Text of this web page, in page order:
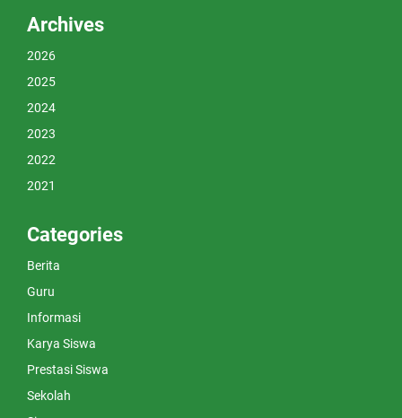
Archives
2026
2025
2024
2023
2022
2021
Categories
Berita
Guru
Informasi
Karya Siswa
Prestasi Siswa
Sekolah